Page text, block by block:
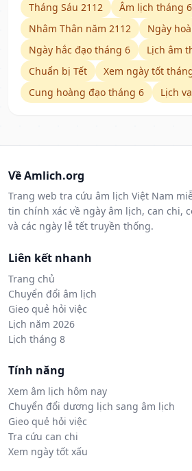
Tháng Sáu 2112
Âm lịch tháng 6
Nhâm Thân năm 2112
Ngày
Ngày hắc đạo tháng 6
Lịch âm
Chuẩn bị Tết
Xem ngày tốt
Cung hoàng đạo tháng 6
Lịch
Về Amlich.org
Trang web tra cứu âm lịch Việt Nam
tin chính xác về ngày âm lịch, can chi,
và các ngày lễ tết truyền thống.
Liên kết nhanh
Trang chủ
Chuyển đổi âm lịch
Gieo quẻ hỏi việc
Lịch năm 2026
Lịch tháng 8
Tính năng
Xem âm lịch hôm nay
Chuyển đổi dương lịch sang âm lịch
Gieo quẻ hỏi việc
Tra cứu can chi
Xem ngày tốt xấu